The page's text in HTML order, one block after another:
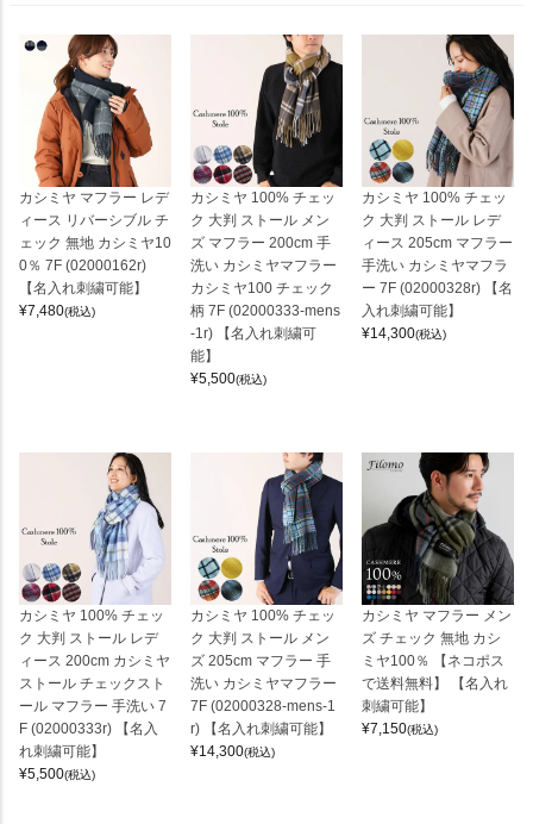
カシミヤ マフラー レデ
ィース リバーシブル チ
ェック 無地 カシミヤ10
0％ 7F (02000162r)
【名入れ刺繍可能】
¥7,480(税込)
カシミヤ 100% チェッ
ク 大判 ストール メン
ズ マフラー 200cm 手
洗い カシミヤマフラー
カシミヤ100 チェック
柄 7F (02000333-mens
-1r) 【名入れ刺繍可
能】
¥5,500(税込)
カシミヤ 100% チェッ
ク 大判 ストール レデ
ィース 205cm マフラー
手洗い カシミヤマフラ
ー 7F (02000328r) 【名
入れ刺繍可能】
¥14,300(税込)
カシミヤ 100% チェッ
ク 大判 ストール レデ
ィース 200cm カシミヤ
ストール チェックスト
ール マフラー 手洗い 7
F (02000333r) 【名入
れ刺繍可能】
¥5,500(税込)
カシミヤ 100% チェッ
ク 大判 ストール メン
ズ 205cm マフラー 手
洗い カシミヤマフラー
7F (02000328-mens-1
r) 【名入れ刺繍可能】
¥14,300(税込)
カシミヤ マフラー メン
ズ チェック 無地 カシ
ミヤ100％ 【ネコポス
で送料無料】 【名入れ
刺繍可能】
¥7,150(税込)